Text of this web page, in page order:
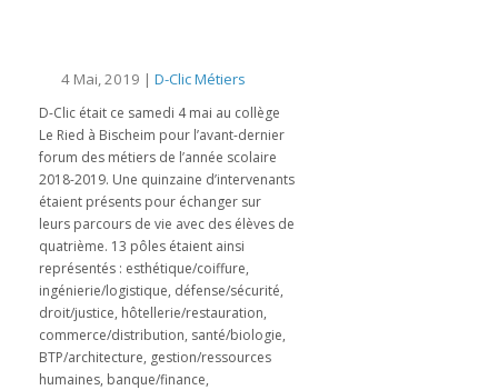
4 Mai, 2019 | D-Clic Métiers
D-Clic était ce samedi 4 mai au collège
Le Ried à Bischeim pour l’avant-dernier
forum des métiers de l’année scolaire
2018-2019. Une quinzaine d’intervenants
étaient présents pour échanger sur
leurs parcours de vie avec des élèves de
quatrième. 13 pôles étaient ainsi
représentés : esthétique/coiffure,
ingénierie/logistique, défense/sécurité,
droit/justice, hôtellerie/restauration,
commerce/distribution, santé/biologie,
BTP/architecture, gestion/ressources
humaines, banque/finance,